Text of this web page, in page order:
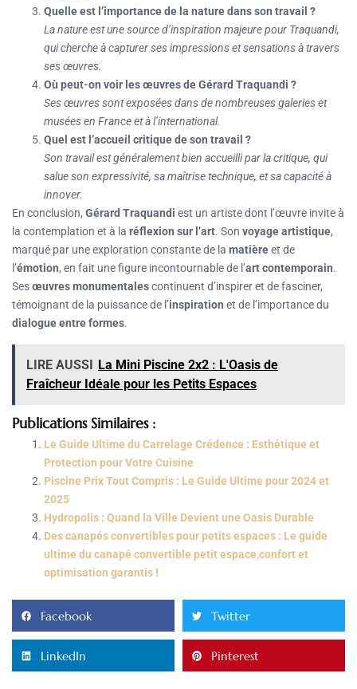
Quelle est l’importance de la nature dans son travail ?
La nature est une source d’inspiration majeure pour Traquandi,
qui cherche à capturer ses impressions et sensations à travers
ses œuvres.
Où peut-on voir les œuvres de Gérard Traquandi ?
Ses œuvres sont exposées dans de nombreuses galeries et
musées en France et à l’international.
Quel est l’accueil critique de son travail ?
Son travail est généralement bien accueilli par la critique, qui
salue son expressivité, sa maîtrise technique, et sa capacité à
innover.
En conclusion, Gérard Traquandi est un artiste dont l’œuvre invite à
la contemplation et à la réflexion sur l’art. Son voyage artistique,
marqué par une exploration constante de la matièreet de
l’émotion, en fait une figure incontournable de l’art contemporain.
Sesœuvres monumentalescontinuent d’inspirer et de fasciner,
témoignant de la puissance de l’inspiration et de l’importance du
dialogue entre formes.
LIRE AUSSI
La Mini Piscine 2x2 : L'Oasis de
Fraîcheur Idéale pour les Petits Espaces
Publications Similaires :
Le Guide Ultime du Carrelage Crédence : Esthétique et
Protection pour Votre Cuisine
Piscine Prix Tout Compris : Le Guide Ultime pour 2024 et
2025
Hydropolis : Quand la Ville Devient une Oasis Durable
Des canapés convertibles pour petits espaces : Le guide
ultime du canapé convertible petit espace,confort et
optimisation garantis !
Facebook Twitter
LinkedIn Pinterest